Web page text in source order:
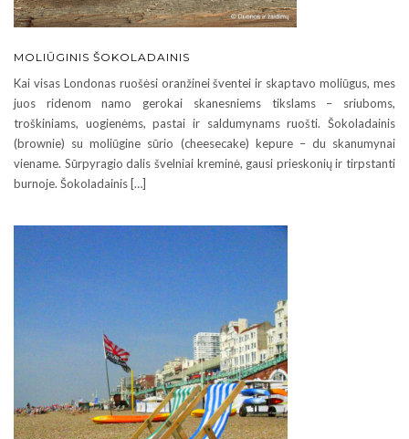
MOLIŪGINIS ŠOKOLADAINIS
Kai visas Londonas ruošėsi oranžinei šventei ir skaptavo moliūgus, mes
juos ridenom namo gerokai skanesniems tikslams – sriuboms,
troškiniams, uogienėms, pastai ir saldumynams ruošti. Šokoladainis
(brownie) su moliūgine sūrio (cheesecake) kepure – du skanumynai
viename. Sūrpyragio dalis švelniai kreminė, gausi prieskonių ir tirpstanti
burnoje. Šokoladainis […]